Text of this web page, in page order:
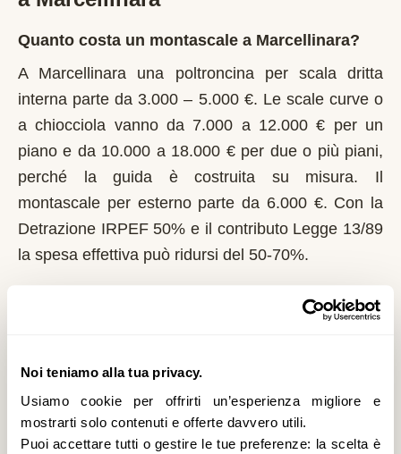
Noi teniamo alla tua privacy.
Usiamo cookie per offrirti un’esperienza migliore e
mostrarti solo contenuti e offerte davvero utili.
Puoi accettare tutti o gestire le tue preferenze: la scelta è
Quanto costa un montascale a Marcellinara?
A Marcellinara una poltroncina per scala dritta
interna parte da 3.000 – 5.000 €. Le scale curve o
a chiocciola vanno da 7.000 a 12.000 € per un
piano e da 10.000 a 18.000 € per due o più piani,
perché la guida è costruita su misura. Il
montascale per esterno parte da 6.000 €. Con la
Detrazione IRPEF 50% e il contributo Legge 13/89
la spesa effettiva può ridursi del 50-70%.
Chi può richiedere il contributo regionale a
In Calabria il riferimento normativo è la Legge
ogni anno. Erogazione subordinata al riparto
annuale dei fondi tra i Comuni della regione. È un